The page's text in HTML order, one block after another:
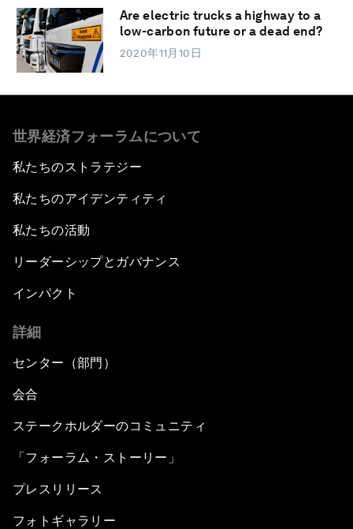
Are electric trucks a highway to a
low-carbon future or a dead end?
2020年11月10日
世界経済フォーラムについて
私たちのストラテジー
私たちのアイデンティティ
私たちの活動
リーダーシップとガバナンス
インパクト
詳細
センター（部門）
会合
ステークホルダーのコミュニティ
「フォーラム・ストーリー」
プレスリリース
フォトギャラリー